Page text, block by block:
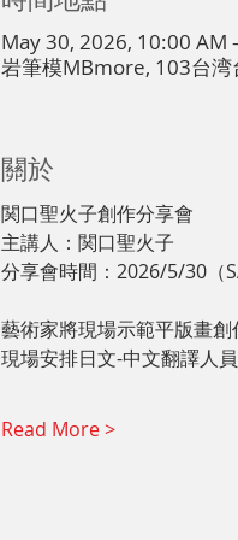
May 30, 2026, 10:00 AM
岩筆模MBmore, 103台
關於
関口聖火子創作分享會
主講人：関口聖火子
分享會時間：2026/5/30（
藝術家將現場示範平版畫
現場安排日文-中文翻譯人
Read More >